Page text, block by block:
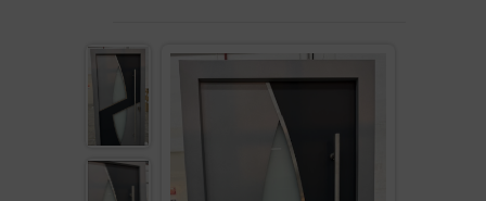
SEITENTEILEN
WH100
ALU90
ALU110FB